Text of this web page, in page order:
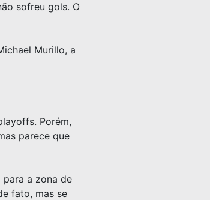
sofreu gols. O
Murillo, a
Porém,
parece que
para a zona de
fato, mas se